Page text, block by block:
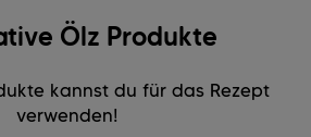
Ölz Produkte
kannst du für das Rezept
verwenden!